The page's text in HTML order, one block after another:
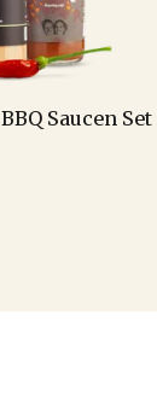
BBQ Saucen Set